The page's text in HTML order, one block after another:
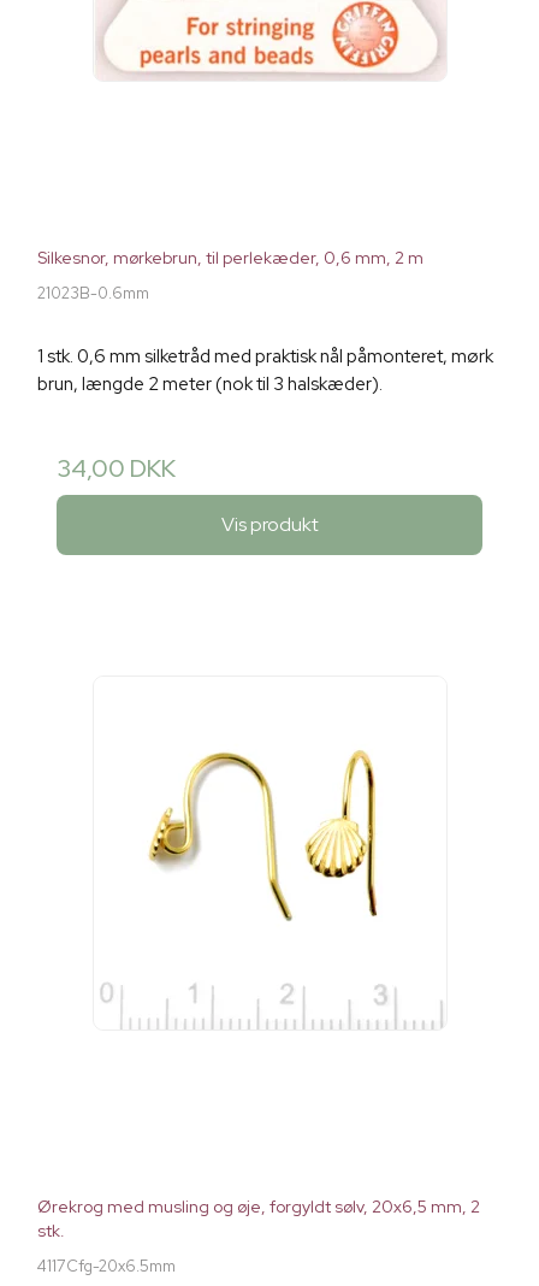
Silkesnor, mørkebrun, til perlekæder, 0,6 mm, 2 m
21023B-0.6mm
1 stk. 0,6 mm silketråd med praktisk nål påmonteret, mørk
brun, længde 2 meter (nok til 3 halskæder).
34,00 DKK
Vis produkt
Ørekrog med musling og øje, forgyldt sølv, 20x6,5 mm, 2
stk.
4117Cfg-20x6.5mm